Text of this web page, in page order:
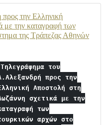
την Ελληνική
με την καταγραφή των
της Τράπεζας Αθηνών
Τηλεγράφημα του
προς την
Αποστολή στη
σχετικά με την
των
αρχών στο